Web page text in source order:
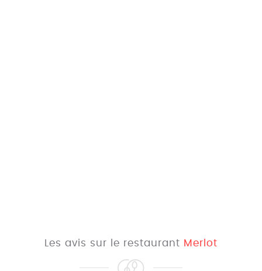
Les avis sur le restaurant Merlot